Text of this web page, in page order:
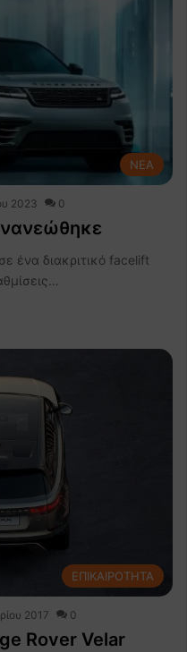
NEA
2023 0
ένα διακριτικό facelift
ΕΠΙΚΑΙΡΟΤΗΤΑ
2017 0
Rover Velar